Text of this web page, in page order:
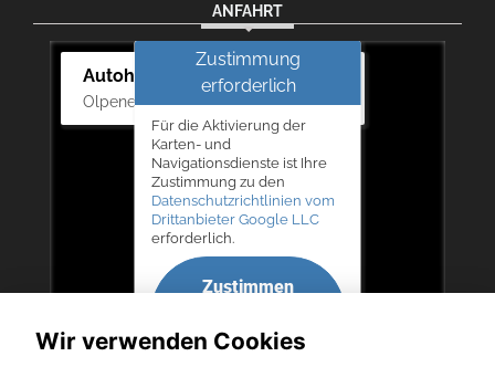
ANFAHRT
Autohaus Bernd Lurz KG
Olpener Str. 31, 51766 Engelskirchen
Zustimmung
erforderlich
Für die Aktivierung der
Karten- und
Navigationsdienste ist Ihre
Zustimmung zu den
Datenschutzrichtlinien vom
Drittanbieter Google LLC
erforderlich.
Zustimmen
aktivieren
Wir verwenden Cookies